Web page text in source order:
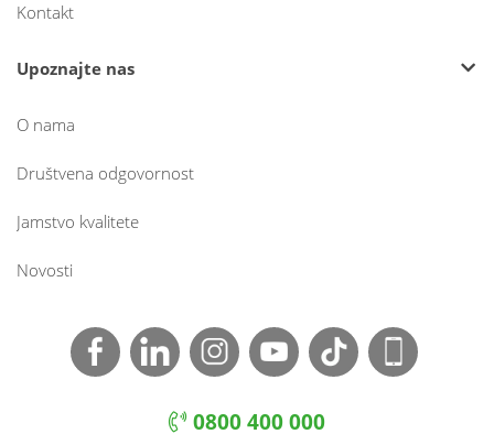
Kontakt
Upoznajte nas
O nama
Društvena odgovornost
Jamstvo kvalitete
Novosti
0800 400 000